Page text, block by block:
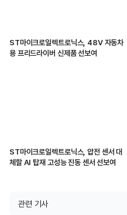
ST마이크로일렉트로닉스, 48V 자동차
용 프리드라이버 신제품 선보여
ST마이크로일렉트로닉스, 압전 센서 대
체할 AI 탑재 고성능 진동 센서 선보여
관련 기사